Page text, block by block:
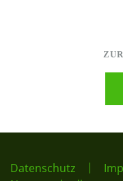
Datenschutz